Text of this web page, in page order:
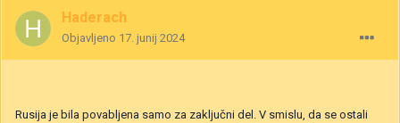
Haderach
Objavljeno 17. junij 2024
Rusija je bila povabljena samo za zaključni del. V smislu, da se ostali